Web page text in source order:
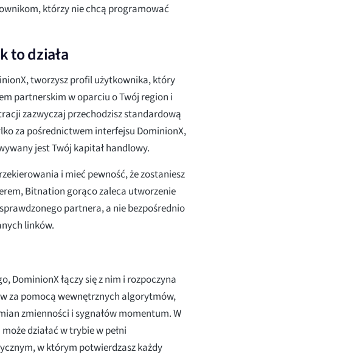
którzy nie chcą programować
to działa
tworzysz profil użytkownika, który
partnerskim w oparciu o Twój region i
zazwyczaj przechodzisz standardową
za pośrednictwem interfejsu DominionX,
jest Twój kapitał handlowy.
i mieć pewność, że zostaniesz
Bitnation gorąco zaleca utworzenie
partnera, a nie bezpośrednio
linków.
DominionX łączy się z nim i rozpoczyna
za pomocą wewnętrznych algorytmów,
zmienności i sygnałów momentum. W
działać w trybie w pełni
w którym potwierdzasz każdy